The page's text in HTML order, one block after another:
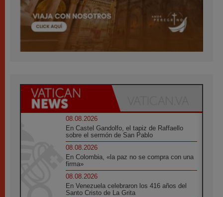
08.08.2026
En Castel Gandolfo, el tapiz de Raffaello
sobre el sermón de San Pablo
08.08.2026
En Colombia, «la paz no se compra con una
firma»
08.08.2026
En Venezuela celebraron los 416 años del
Santo Cristo de La Grita